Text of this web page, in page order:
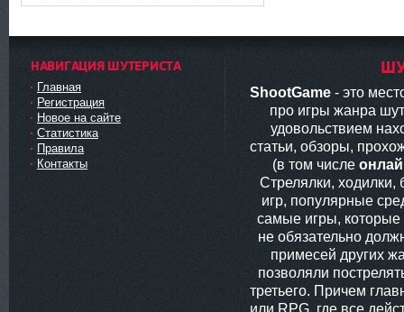
НАВИГАЦИЯ ШУТЕРИСТА
Главная
Регистрация
Новое на сайте
Статистика
Правила
Контакты
ShootGame- это
про игры жанра
удовольствием
статьи, обзоры,
(в том числе
Стрелялки, ходилки,
игр, популярные
самые игры, которые
не обязательно
примесей других
позволяли
третьего. Причем
или RPG, где все